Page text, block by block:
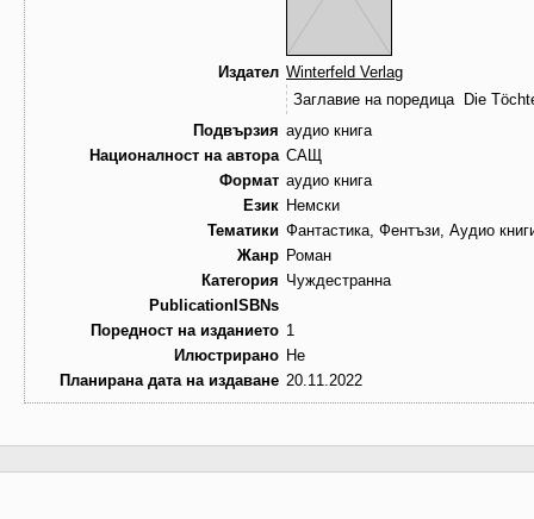
Издател Winterfeld Verlag
Заглавие на поредица
Die
Подвързия аудио книга
Националност на автора САЩ
Формат аудио книга
Език Немски
Тематики Фантастика, Фентъзи, Аудио
Жанр Роман
Категория Чуждестранна
PublicationISBNs
Поредност на изданието 1
Илюстрирано Не
Планирана дата на издаване 20.11.2022